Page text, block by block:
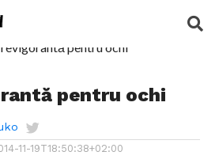
pentru ochi
11-19T18:50:38+02:00